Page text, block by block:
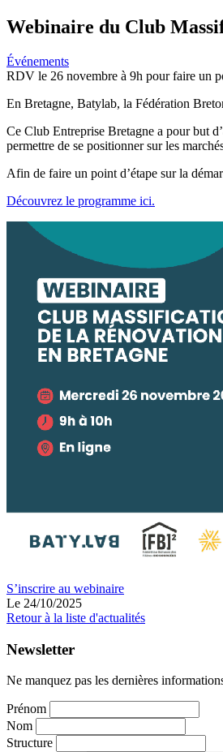
Webinaire du Club
Événements
RDV le 26 novembre à 9h pour faire un
En Bretagne, Batylab, la Fédération
Ce Club Entreprise Bretagne a pour but
permettre de se positionner sur les
Afin de faire un point d’étape sur la
Découvrez le programme ici.
S’inscrire au webinaire
Le 24/10/2025
Retour à la liste d'actualités
Newsletter
Ne manquez pas les dernières
Prénom
Nom
Structure